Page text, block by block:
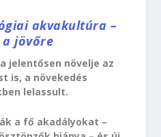
akvakultúra –
jövőre
jelentősen növelje az
is, a növekedés
lelassult.
a fő akadályokat –